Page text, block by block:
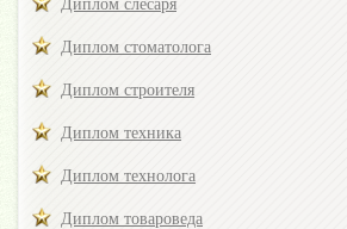
Диплом слесаря
Диплом стоматолога
Диплом строителя
Диплом техника
Диплом технолога
Диплом товароведа